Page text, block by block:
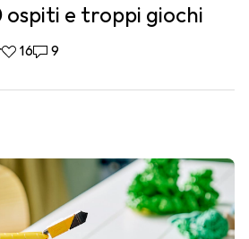
ospiti e troppi giochi
16 like
169 commenti
9